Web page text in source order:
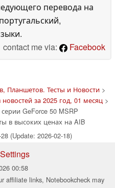
перевода на
contact me via:
Facebook
Планшетов. Тесты и Новости>
за 2025 год, 01 месяц>
GeForce 50 MSRP
в высоких ценах на AIB
(Update: 2026-02-18)
00:58
affiliate links, Notebookcheck may